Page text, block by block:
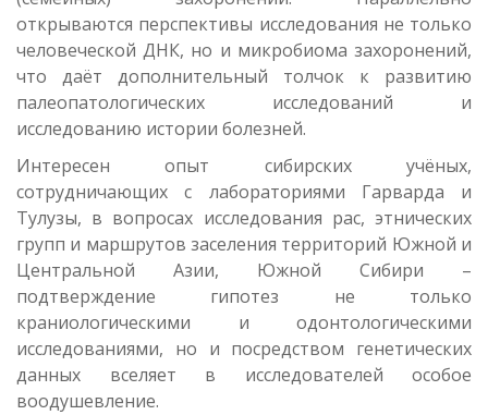
открываются перспективы исследования не только
человеческой ДНК, но и микробиома захоронений,
что даёт дополнительный толчок к развитию
палеопатологических исследований и
исследованию истории болезней.
Интересен опыт сибирских учёных,
сотрудничающих с лабораториями Гарварда и
Тулузы, в вопросах исследования рас, этнических
групп и маршрутов заселения территорий Южной и
Центральной Азии, Южной Сибири –
подтверждение гипотез не только
краниологическими и одонтологическими
исследованиями, но и посредством генетических
данных вселяет в исследователей особое
воодушевление.